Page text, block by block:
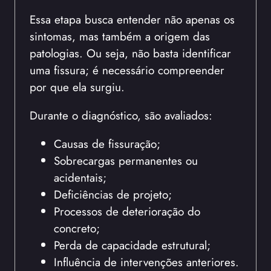
Essa etapa busca entender não apenas os
sintomas, mas também a origem das
patologias. Ou seja, não basta identificar
uma fissura; é necessário compreender
por que ela surgiu.
Durante o diagnóstico, são avaliados:
Causas de fissuração;
Sobrecargas permanentes ou
acidentais;
Deficiências de projeto;
Processos de deterioração do
concreto;
Perda de capacidade estrutural;
Influência de intervenções anteriores.